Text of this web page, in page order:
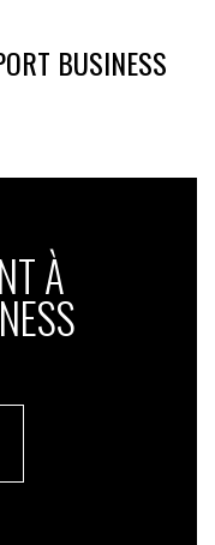
BUSINESS
À